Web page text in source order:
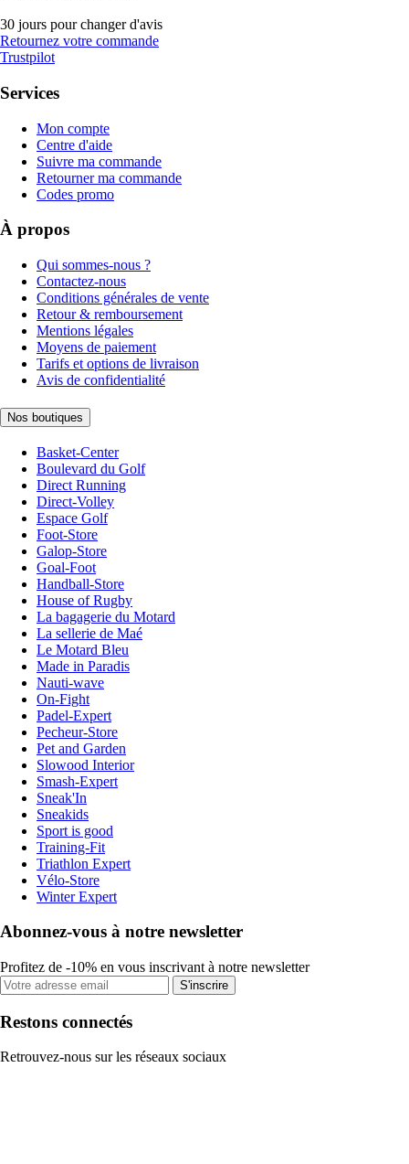
30 jours pour changer d'avis
Retournez votre commande
Trustpilot
Services
Mon compte
Centre d'aide
Suivre ma commande
Retourner ma commande
Codes promo
À propos
Qui sommes-nous ?
Contactez-nous
Conditions générales de vente
Retour & remboursement
Mentions légales
Moyens de paiement
Tarifs et options de livraison
Avis de confidentialité
Nos boutiques
Basket-Center
Boulevard du Golf
Direct Running
Direct-Volley
Espace Golf
Foot-Store
Galop-Store
Goal-Foot
Handball-Store
House of Rugby
La bagagerie du Motard
La sellerie de Maé
Le Motard Bleu
Made in Paradis
Nauti-wave
On-Fight
Padel-Expert
Pecheur-Store
Pet and Garden
Slowood Interior
Smash-Expert
Sneak'In
Sneakids
Sport is good
Training-Fit
Triathlon Expert
Vélo-Store
Winter Expert
Abonnez-vous à notre newsletter
Profitez de -10% en vous inscrivant à notre newsletter
S'inscrire
Restons connectés
Retrouvez-nous sur les réseaux sociaux